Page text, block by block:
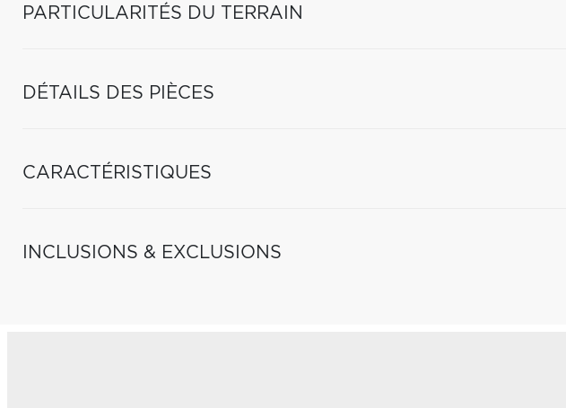
PARTICULARITÉS DU TERRAIN
DÉTAILS DES PIÈCES
CARACTÉRISTIQUES
INCLUSIONS & EXCLUSIONS